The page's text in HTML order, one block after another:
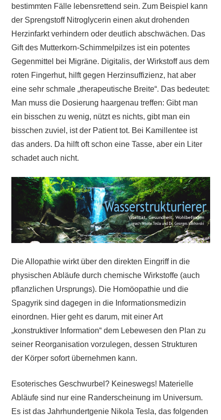
bestimmten Fälle lebensrettend sein. Zum Beispiel kann
der Sprengstoff Nitroglycerin einen akut drohenden
Herzinfarkt verhindern oder deutlich abschwächen. Das
Gift des Mutterkorn-Schimmelpilzes ist ein potentes
Gegenmittel bei Migräne. Digitalis, der Wirkstoff aus dem
roten Fingerhut, hilft gegen Herzinsuffizienz, hat aber
eine sehr schmale „therapeutische Breite“. Das bedeutet:
Man muss die Dosierung haargenau treffen: Gibt man
ein bisschen zu wenig, nützt es nichts, gibt man ein
bisschen zuviel, ist der Patient tot. Bei Kamillentee ist
das anders. Da hilft oft schon eine Tasse, aber ein Liter
schadet auch nicht.
Die Allopathie wirkt über den direkten Eingriff in die
physischen Abläufe durch chemische Wirkstoffe (auch
pflanzlichen Ursprungs). Die Homöopathie und die
Spagyrik sind dagegen in die Informationsmedizin
einordnen. Hier geht es darum, mit einer Art
„konstruktiver Information“ dem Lebewesen den Plan zu
seiner Reorganisation vorzulegen, dessen Strukturen
der Körper sofort übernehmen kann.
Esoterisches Geschwurbel? Keineswegs! Materielle
Abläufe sind nur eine Randerscheinung im Universum.
Es ist das Jahrhundertgenie Nikola Tesla, das folgenden